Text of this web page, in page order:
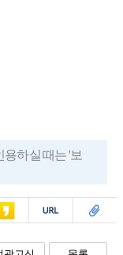
용하실 때는 '보
스 복사 스크랩